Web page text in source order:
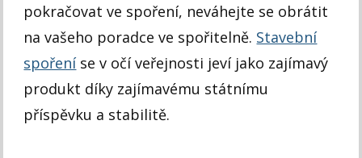
pokračovat ve spoření, neváhejte se obrátit
na vašeho poradce ve spořitelně. Stavební
spořeníse v očí veřejnosti jeví jako zajímavý
produkt díky zajímavému státnímu
příspěvku a stabilitě.